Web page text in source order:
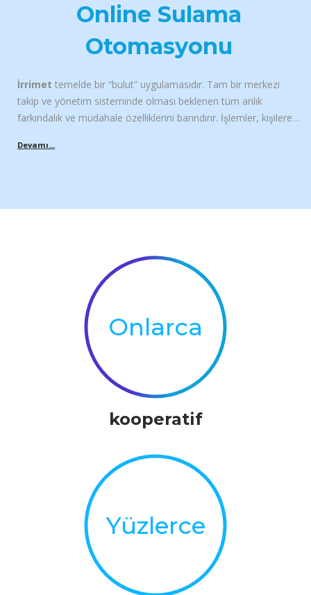
Online Sulama
Otomasyonu
İrrimet temelde bir “bulut” uygulamasıdır. Tam bir merkezi
takip ve yönetim sisteminde olması beklenen tüm anlık
farkındalık ve müdahale özelliklerini barındırır. İşlemler, kişilere
bulunmaz. Tüm bakiye bulut sunucudaki hesabınızda yönetilir.
belirlenebilir. Bu sayede sulamalarınız bütçenizi aşmaz.
Arzunuza göre hem süre (saat) hem de hacim (m3) bazlı
sulama planlayabilirsiniz. Sulamalarınız planladığınız sıraya göre
Onlarca
kooperatif
Yüzlerce